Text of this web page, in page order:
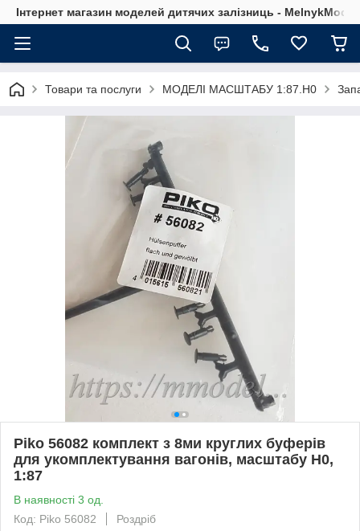
Інтернет магазин моделей дитячих залізниць -
Товари та послуги МОДЕЛІ МАСШТАБУ 1:87.H0
Piko 56082 комплект з 8ми круглих буферів
для укомплектування вагонів, масштабу H0,
1:87
В наявності 3 од.
Код: Piko 56082
Роздріб